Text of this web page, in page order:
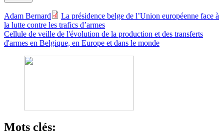
Adam Bernard
La présidence belge de l’Union européenne face à
la lutte contre les trafics d’armes
Cellule de veille de l'évolution de la production et des transferts
d'armes en Belgique, en Europe et dans le monde
Mots clés: